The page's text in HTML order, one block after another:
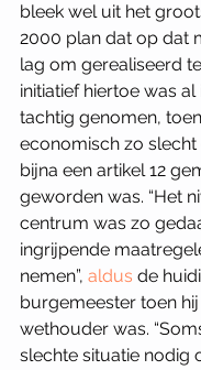
bleek wel uit het
2000 plan dat op dat
lag om gerealiseerd
initiatief hiertoe was al
tachtig genomen,
economisch zo
bijna een artikel 12
geworden was. “Het
centrum was zo
ingrijpende
nemen”, aldus de
burgemeester toen
wethouder was.
slechte situatie nodig